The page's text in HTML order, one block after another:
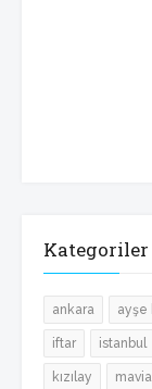
Kategoriler
ankara ayşe
iftar istanbul
kızılay